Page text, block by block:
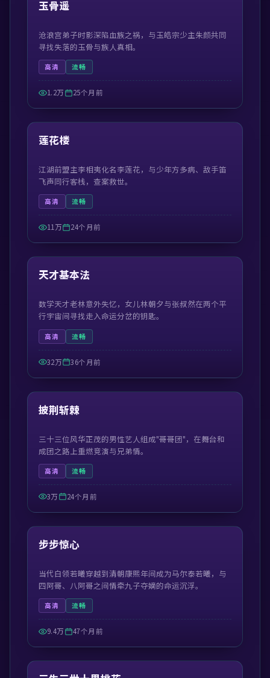
玉骨遥
沧浪宫弟子时影深陷血族之祸，与玉皓宗少主朱颜共同
寻找失落的玉骨与族人真相。
高清 流畅
1.2万 25个月前
精选
44:30
莲花楼
江湖前盟主李相夷化名李莲花，与少年方多病、敌手笛
飞声同行客栈，查案救世。
高清 流畅
11万 24个月前
精选
42:19
天才基本法
数学天才老林意外失忆，女儿林朝夕与张叔然在两个平
行宇宙间寻找走入命运分岔的钥匙。
高清 流畅
32万 36个月前
精选
41:21
披荆斩棘
三十三位风华正茂的男性艺人组成"哥哥团"，在舞台和
成团之路上重燃竞演与兄弟情。
高清 流畅
3万 24个月前
精选
54:57
步步惊心
当代白领若曦穿越到清朝康熙年间成为马尔泰若曦，与
四阿哥、八阿哥之间情牵九子夺嫡的命运沉浮。
高清 流畅
9.4万 47个月前
精选
42:31